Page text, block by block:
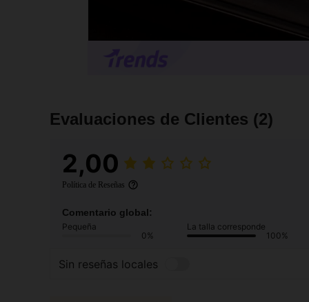
Evaluaciones de Clientes (2)
2,00
Política de Reseñas
Comentario global:
Pequeña
0%
La talla corresponde
100%
Sin reseñas locales